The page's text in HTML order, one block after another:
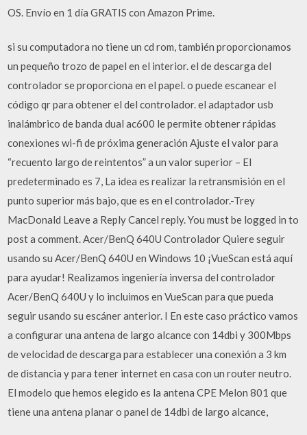
OS. Envío en 1 día GRATIS con Amazon Prime.
si su computadora no tiene un cd rom, también proporcionamos
un pequeño trozo de papel en el interior. el de descarga del
controlador se proporciona en el papel. o puede escanear el
código qr para obtener el del controlador. el adaptador usb
inalámbrico de banda dual ac600 le permite obtener rápidas
conexiones wi-fi de próxima generación Ajuste el valor para
“recuento largo de reintentos” a un valor superior – El
predeterminado es 7, La idea es realizar la retransmisión en el
punto superior más bajo, que es en el controlador.-Trey
MacDonald Leave a Reply Cancel reply. You must be logged in to
post a comment. Acer/BenQ 640U Controlador Quiere seguir
usando su Acer/BenQ 640U en Windows 10 ¡VueScan está aquí
para ayudar! Realizamos ingeniería inversa del controlador
Acer/BenQ 640U y lo incluimos en VueScan para que pueda
seguir usando su escáner anterior. I En este caso práctico vamos
a configurar una antena de largo alcance con 14dbi y 300Mbps
de velocidad de descarga para establecer una conexión a 3 km
de distancia y para tener internet en casa con un router neutro.
El modelo que hemos elegido es la antena CPE Melon 801 que
tiene una antena planar o panel de 14dbi de largo alcance,